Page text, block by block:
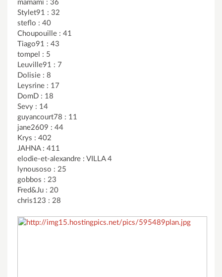
mamami : 36
Stylet91 : 32
steflo : 40
Choupouille : 41
Tiago91 : 43
tompel : 5
Leuville91 : 7
Dolisie : 8
Leysrine : 17
DomD : 18
Sevy : 14
guyancourt78 : 11
jane2609 : 44
Krys : 402
JAHNA : 411
elodie-et-alexandre : VILLA 4
lynousoso : 25
gobbos : 23
Fred&Ju : 20
chris123 : 28